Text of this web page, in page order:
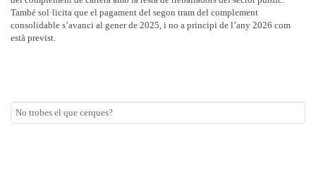
També sol·licita que el pagament del segon tram del complement
consolidable s’avanci al gener de 2025, i no a principi de l’any 2026 com
està previst.